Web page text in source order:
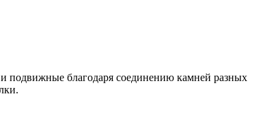
подвижные благодаря соединению камней разных